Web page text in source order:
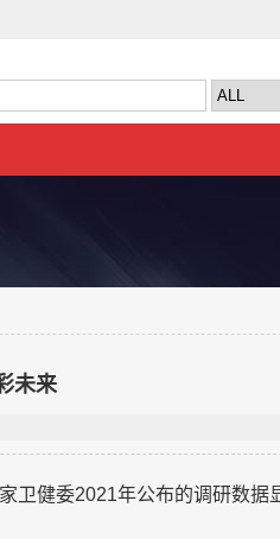
未来
卫健委2021年公布的调研数据